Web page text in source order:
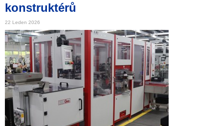
konstruktérů
22 Leden 2026